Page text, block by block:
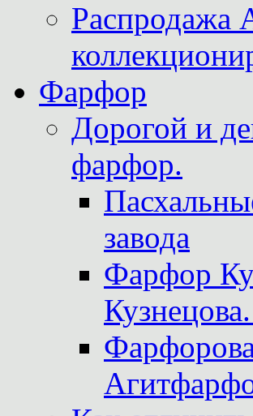
Распродажа
Фарфор
Дорогой и
фарфор.
завода
Фарфор